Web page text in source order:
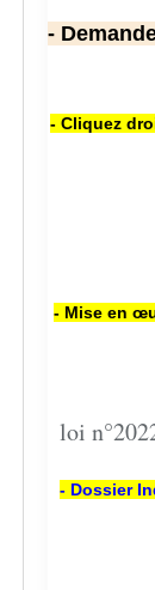
-
- Cliquez
- Mise en
loi
- Dossier